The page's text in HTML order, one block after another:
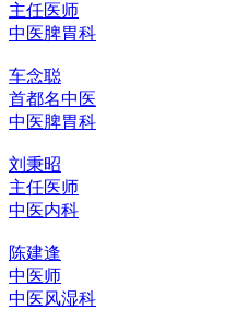
主任医师
中医脾胃科
车念聪
首都名中医
中医脾胃科
刘秉昭
主任医师
中医内科
陈建逢
中医师
中医风湿科